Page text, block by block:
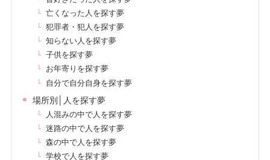
亡くなった人を探す夢
犯罪者・犯人を探す夢
知らない人を探す夢
子供を探す夢
お年寄りを探す夢
自分で自分自身を探す夢
場所別│人を探す夢
人混みの中で人を探す夢
迷路の中で人を探す夢
森の中で人を探す夢
学校で人を探す夢